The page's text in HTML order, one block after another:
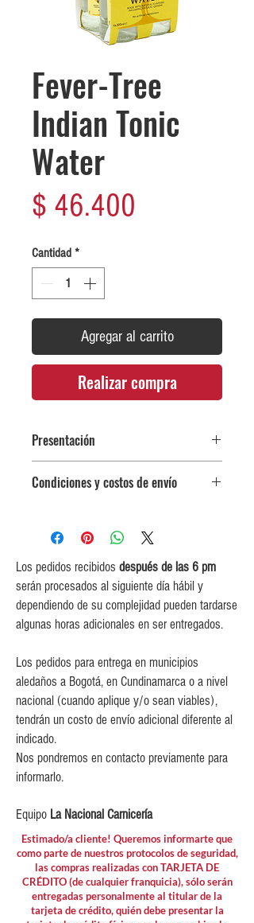
Fever-Tree
Indian Tonic
Water
$ 46.400
Cantidad *
Agregar al carrito
Realizar compra
Presentación
200 ml cada una)
Condiciones y costos de envío
iguales o mayores a $350,000.
$5,000 para pedidos entre
$150,000 y $349,999.
$10,000 para pedidos entre
$80,000 y $149,999.
$15,000 para pedidos menores de
$80,000
Los pedidos recibidos después de las 6 pm
serán procesados al siguiente día hábil y
dependiendo de su complejidad pueden tardarse
algunas horas adicionales en ser entregados.
Los pedidos para entrega en municipios
aledaños a Bogotá, en Cundinamarca o a nivel
nacional (cuando aplique y/o sean viables),
tendrán un costo de envío adicional diferente al
indicado.
Nos pondremos en contacto previamente para
informarlo.
Equipo La Nacional Carnicería
Estimado/a cliente! Queremos informarte que
como parte de nuestros protocolos de seguridad,
las compras realizadas con TARJETA DE
CRÉDITO (de cualquier franquicia), sólo serán
entregadas personalmente al titular de la
tarjeta de crédito, quién debe presentar la